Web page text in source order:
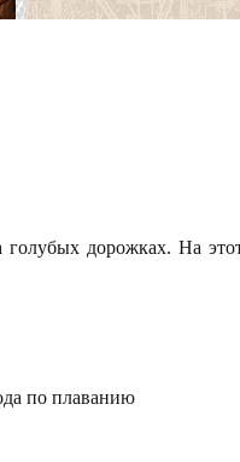
дорожках. На
по плаванию